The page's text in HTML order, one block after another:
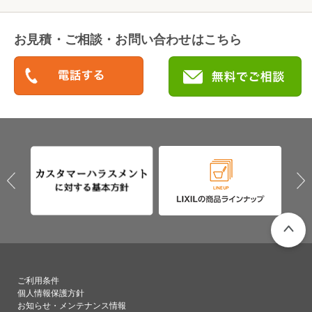
お見積・ご相談・お問い合わせはこちら
ご利用条件
個人情報保護方針
お知らせ・メンテナンス情報